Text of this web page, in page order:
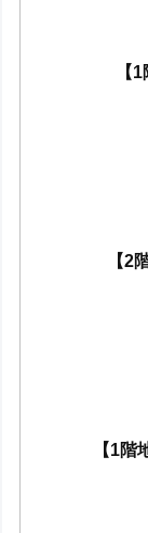
【
【2
【1階